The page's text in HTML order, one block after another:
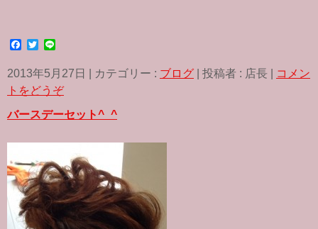
c
e
b
o
k
T
i
t
t
r
n
e
2013年5月27日 カテゴリー : ブログ 投稿者 : 店長
コメン
トをどうぞ
バースデーセット^_^